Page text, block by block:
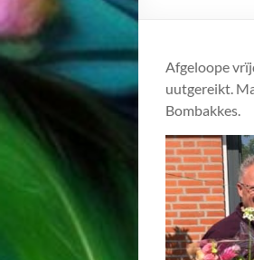
Afgeloope
uutgereikt.
Bombakkes.